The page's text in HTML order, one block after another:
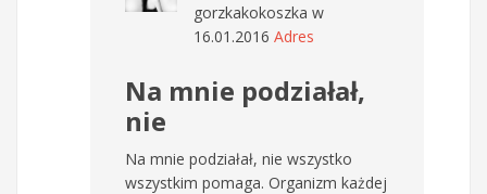
gorzkakokoszka w
16.01.2016 Adres
Na mnie podziałał,
nie
Na mnie podziałał, nie wszystko
wszystkim pomaga. Organizm każdej